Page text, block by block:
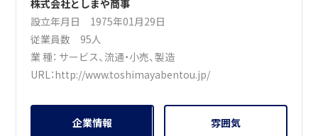
株式会社としまや商事
設立年月日 1975年01月29日
従業員数 95人
業 種： サービス、流通・小売、製造
URL：http://www.toshimayabentou.jp/
企業情報 雰囲気